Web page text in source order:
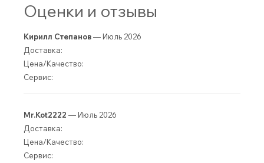
Оценки и отзывы
Кирилл Степанов— Июль 2026
Доставка:
Цена/Качество:
Сервис:
Mr.Kot2222 — Июль 2026
Доставка:
Цена/Качество:
Сервис: